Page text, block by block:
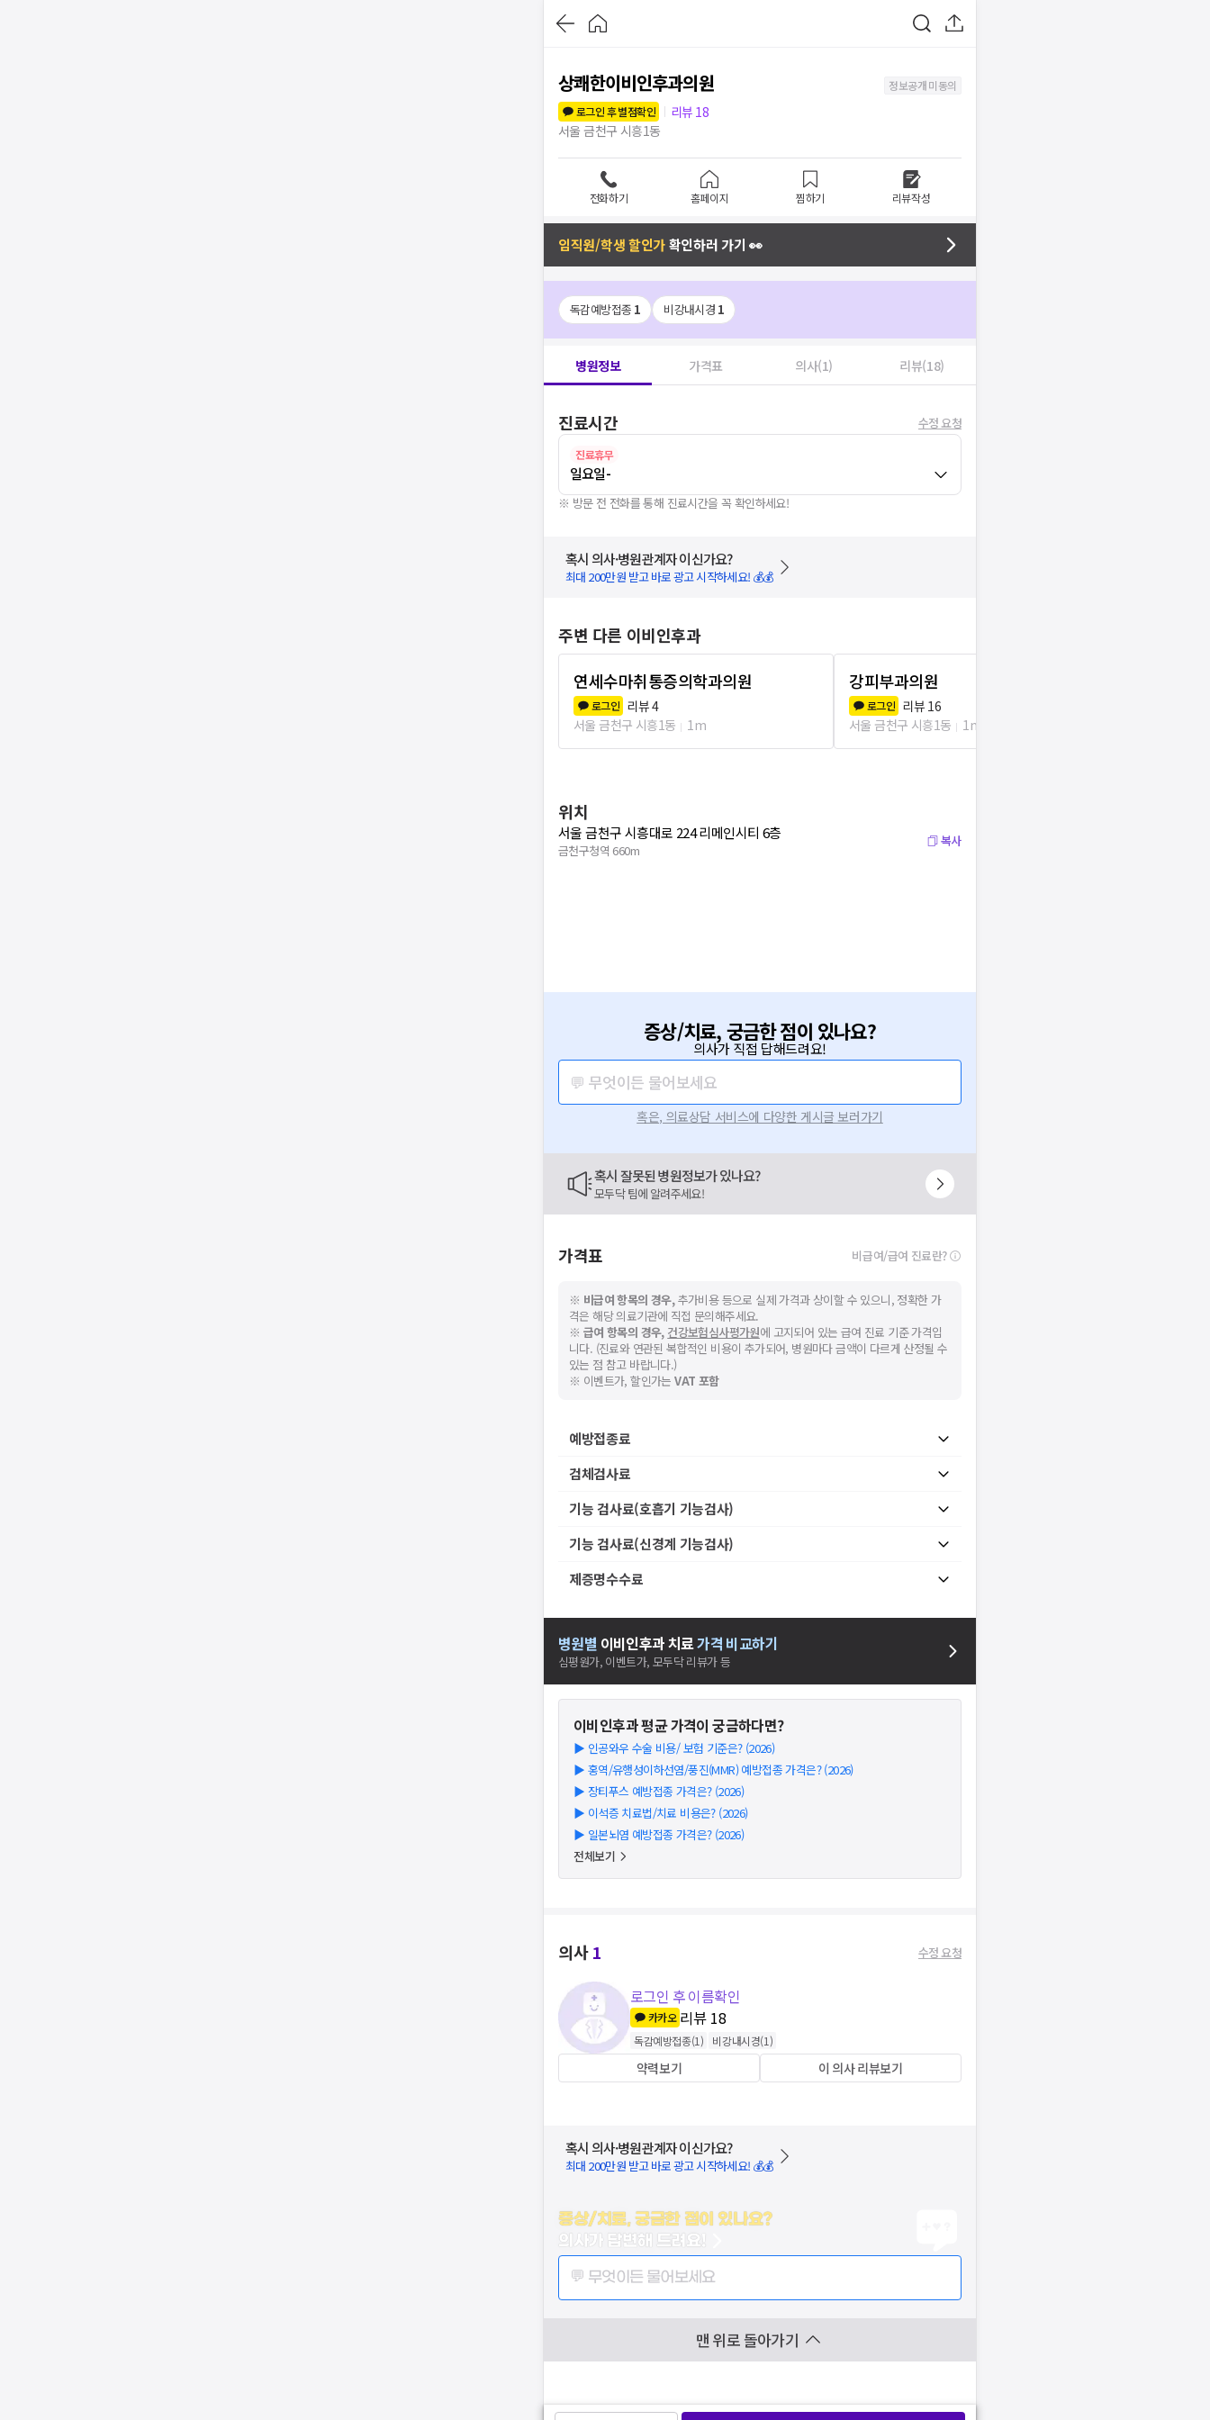
상쾌한이비인후과의원
정보공개 미동의
로그인 후 별점확인
리뷰 18
서울 금천구 시흥1동
전화하기 홈페이지 찜하기 리뷰작성
임직원/학생 할인가확인하러 가기 👀
독감예방접종 1 비강내시경 1
병원정보 가격표 의사(1) 리뷰(18)
진료시간 수정 요청
진료휴무
일요일-
※ 방문 전 전화를 통해 진료시간을 꼭 확인하세요!
혹시 의사·병원관계자 이신가요?
최대 200만원 받고 바로 광고 시작하세요! 💰💰
주변 다른 이비인후과
연세수마취통증의학과의원
로그인 리뷰4
서울 금천구 시흥1동
1m
강피부과의원
로그인 리뷰 16
서울 금천구 시흥1동
1m
위치
서울 금천구 시흥대로 224 리메인시티 6층
금천구청역 660m
복사
증상/치료, 궁금한 점이 있나요?
의사가 직접 답해드려요!
💬 무엇이든 물어보세요
혹은, 의료상담 서비스에 다양한 게시글 보러가기
혹시 잘못된 병원정보가 있나요?
모두닥 팀에 알려주세요!
가격표 비급여/급여 진료란?
※ 비급여 항목의 경우,추가비용 등으로 실제 가격과 상이할 수 있으니, 정확한 가
격은 해당 의료기관에 직접 문의해주세요.
※ 급여 항목의 경우, 건강보험심사평가원에 고지되어 있는 급여 진료 기준 가격입
니다. (진료와 연관된 복합적인 비용이 추가되어, 병원마다 금액이 다르게 산정될 수
있는 점 참고 바랍니다.)
※ 이벤트가, 할인가는VAT 포함
예방접종료
검체검사료
기능 검사료(호흡기 기능검사)
기능 검사료(신경계 기능검사)
제증명수수료
병원별 이비인후과치료가격 비교하기
심평원가, 이벤트가, 모두닥 리뷰가 등
이비인후과평균 가격이 궁금하다면?
▶ 인공와우 수술 비용/ 보험 기준은? (2026)
▶ 홍역/유행성이하선염/풍진(MMR) 예방접종 가격은? (2026)
▶ 장티푸스 예방접종 가격은? (2026)
▶ 이석증 치료법/치료 비용은? (2026)
▶ 일본뇌염 예방접종 가격은? (2026)
전체보기
의사1 수정 요청
로그인 후 이름확인
카카오 리뷰 18
독감예방접종(1) 비강내시경(1)
약력보기 이 의사 리뷰보기
혹시 의사·병원관계자 이신가요?
최대 200만원 받고 바로 광고 시작하세요! 💰💰
증상/치료, 궁금한 점이 있나요?
의사가 답변해 드려요!
💬 무엇이든 물어보세요
맨 위로 돌아가기